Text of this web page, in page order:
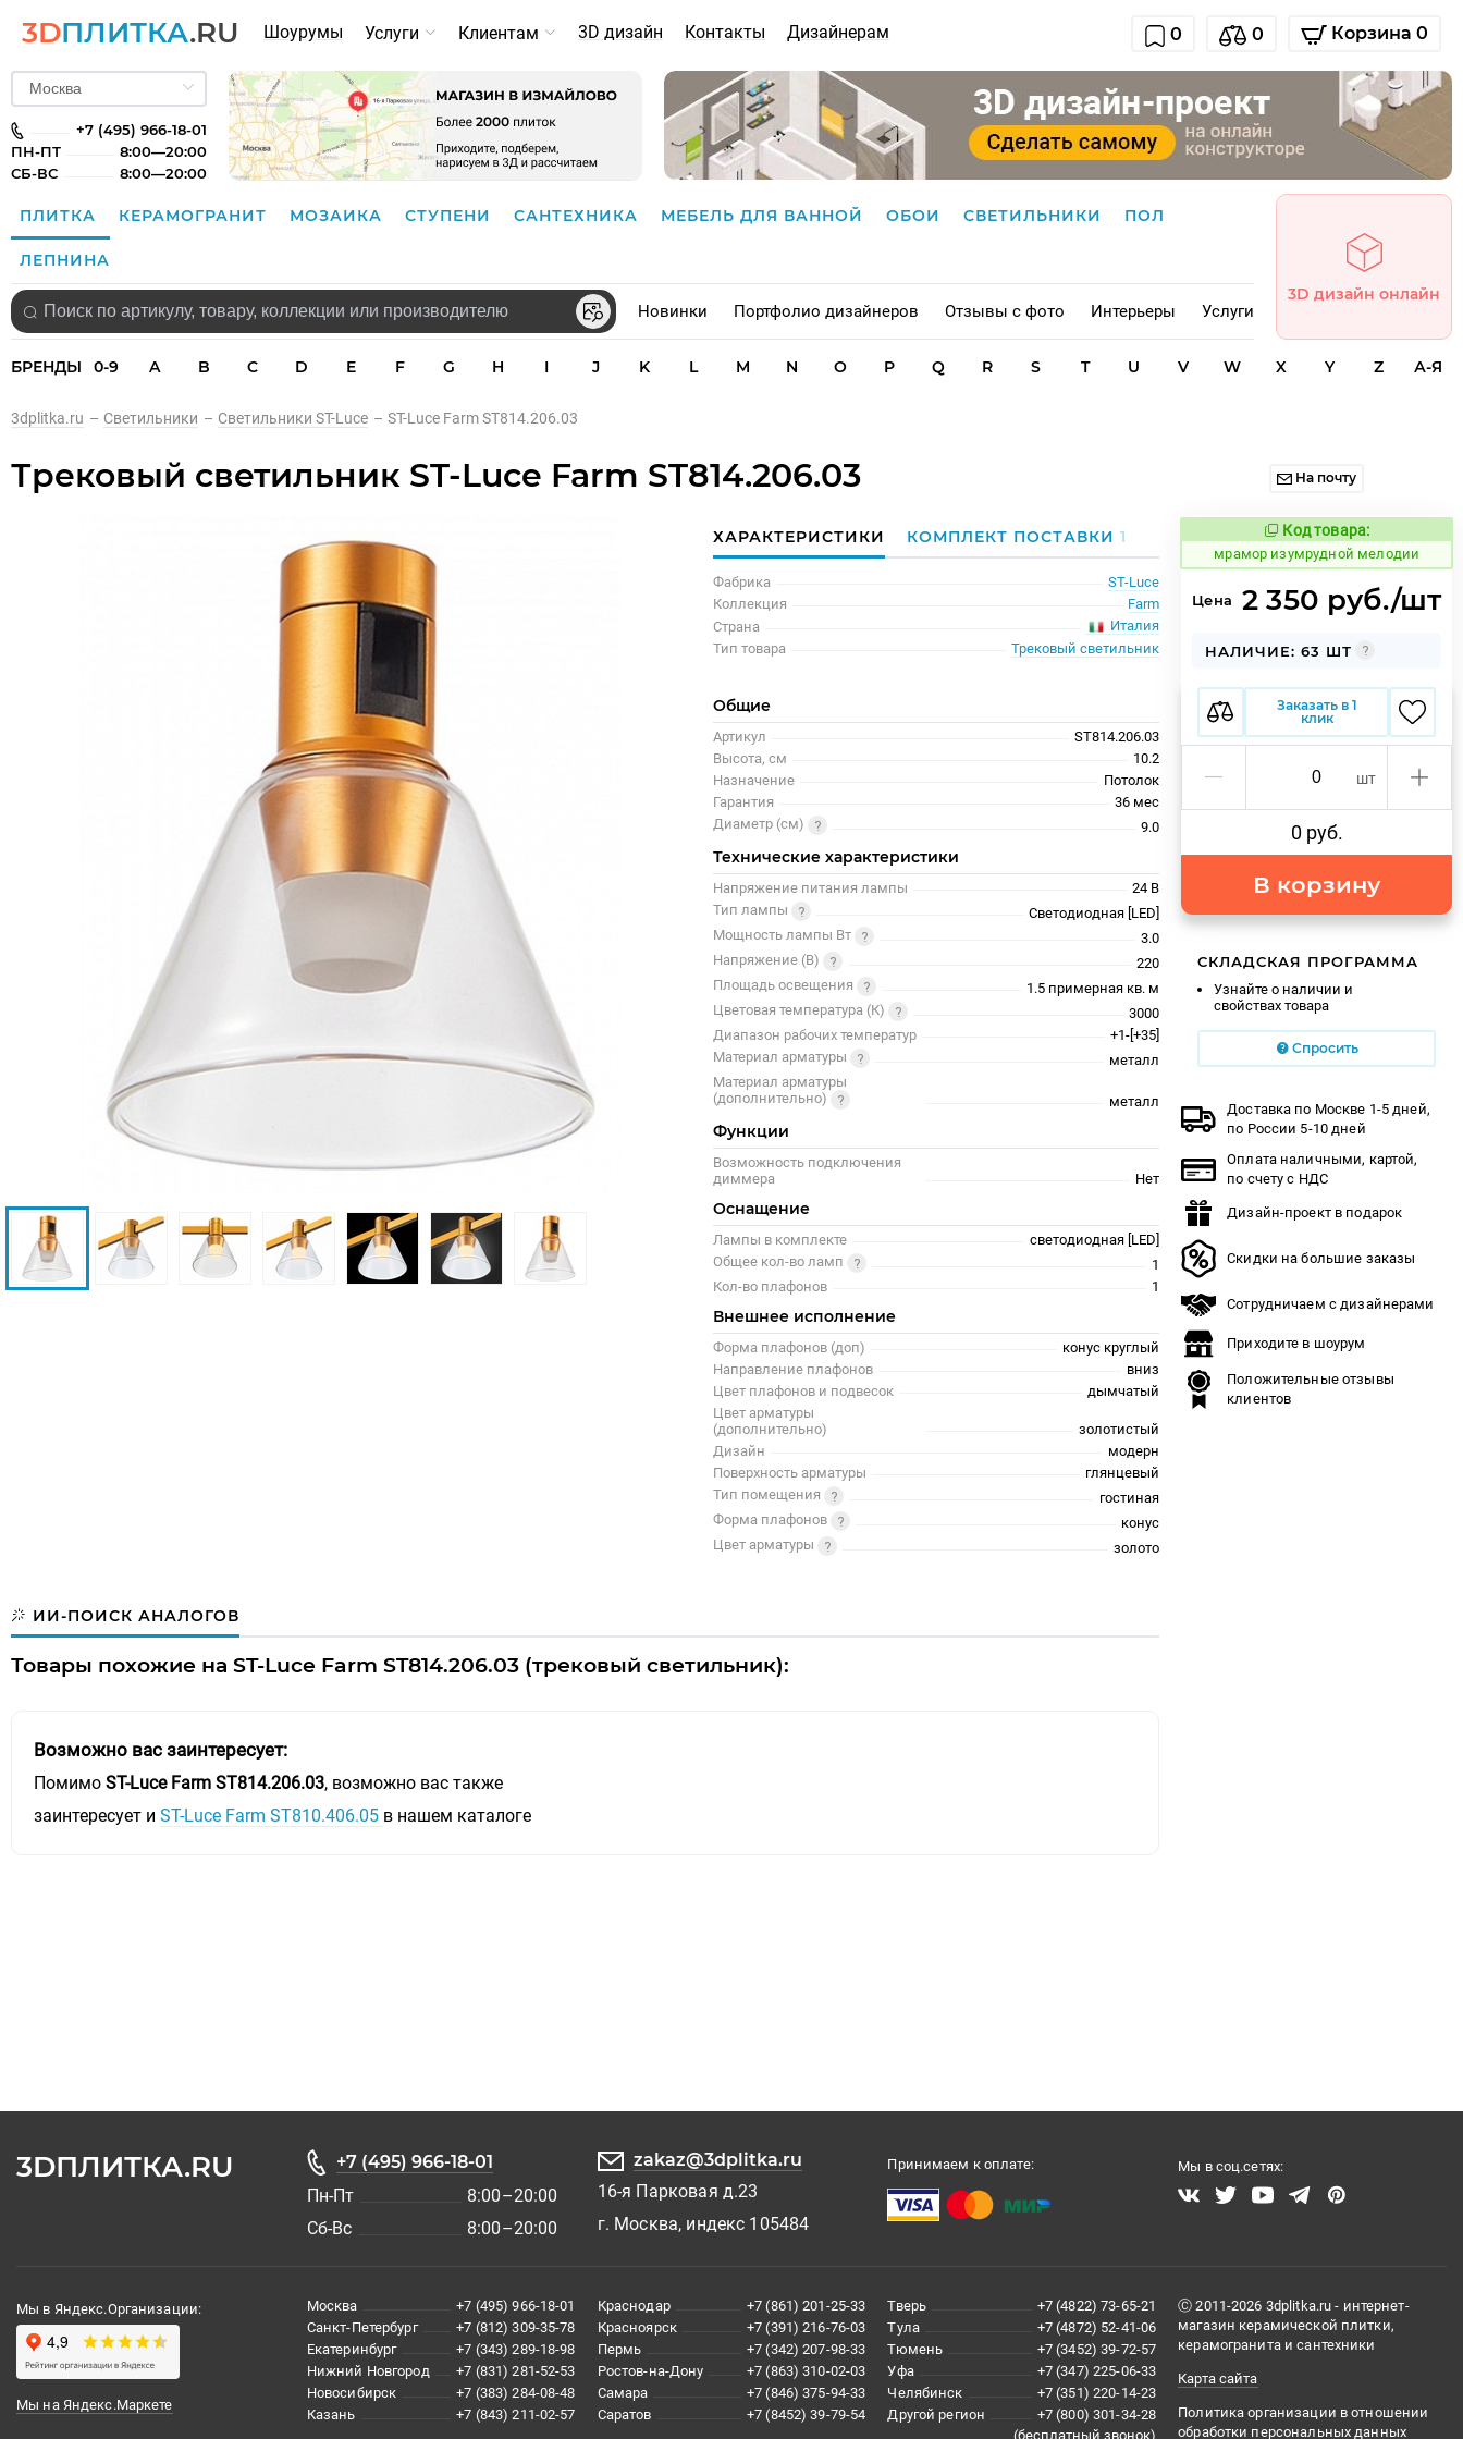
3DПЛИТКА.RU Шоурумы Услуги Клиентам 3D дизайн Контакты Дизайнерам 0 0 Корзина 0
+7 (495) 966-18-01
ПН-ПТ
8:00—20:00
СБ-ВС
8:00—20:00
ПЛИТКА КЕРАМОГРАНИТ МОЗАИКА СТУПЕНИ САНТЕХНИКА МЕБЕЛЬ ДЛЯ ВАННОЙ ОБОИ СВЕТИЛЬНИКИ ПОЛ
ЛЕПНИНА
Новинки Портфолио дизайнеров Отзывы с фото Интерьеры Услуги
3D дизайн онлайн
БРЕНДЫ 0-9 A B C D E F G H I J K L M N O P Q R S T U V W X Y Z А-Я
3dplitka.ru – Светильники – Светильники ST-Luce – ST-Luce Farm ST814.206.03
Трековый светильник ST-Luce Farm ST814.206.03 На почту
ХАРАКТЕРИСТИКИ КОМПЛЕКТ ПОСТАВКИ1
Фабрика
ST-Luce
Коллекция
Farm
Страна
Италия
Тип товара
Трековый светильник
Общие
Артикул
ST814.206.03
Высота, см
10.2
Назначение
Потолок
Гарантия
36 меc
Диаметр (см)
9.0
Технические характеристики
Напряжение питания лампы
24 В
Тип лампы
Светодиодная [LED]
Мощность лампы Вт
3.0
Напряжение (В)
220
Площадь освещения
1.5 примерная кв. м
Цветовая температура (К)
3000
Диапазон рабочих температур
+1-[+35]
Материал арматуры
металл
Материал арматуры
(дополнительно)
металл
Функции
Возможность подключения
диммера
Нет
Оснащение
Лампы в комплекте
светодиодная [LED]
Общее кол-во ламп
1
Кол-во плафонов
1
Внешнее исполнение
Форма плафонов (доп)
конус круглый
Направление плафонов
вниз
Цвет плафонов и подвесок
дымчатый
Цвет арматуры
(дополнительно)
золотистый
Дизайн
модерн
Поверхность арматуры
глянцевый
Тип помещения
гостиная
Форма плафонов
конус
Цвет арматуры
золото
ИИ-ПОИСК АНАЛОГОВ
Товары похожие на ST-Luce Farm ST814.206.03 (трековый светильник):
Возможно вас заинтересует:
Помимо ST-Luce Farm ST814.206.03, возможно вас также
заинтересует и ST-Luce Farm ST810.406.05 в нашем каталоге
Код товара:
1066798 Код товара:
мрамор изумрудной мелодии
Цена 2 350 руб./шт
НАЛИЧИЕ: 63 ШТ
Заказать в 1
клик
шт
0 руб.
В корзину
СКЛАДСКАЯ ПРОГРАММА
Узнайте о наличии и
свойствах товара
Спросить
Доставка по Москве 1-5 дней,
по России 5-10 дней
Оплата наличными, картой,
по счету с НДС
Дизайн-проект в подарок
Скидки на большие заказы
Сотрудничаем с дизайнерами
Приходите в шоурум
Положительные отзывы
клиентов
3DПЛИТКА.RU
+7 (495) 966-18-01
Пн-Пт
8:00–20:00
Сб-Вс
8:00–20:00
zakaz@3dplitka.ru
16-я Парковая д.23
г. Москва, индекс 105484
Принимаем к оплате: Мы в соц.сетях:
Мы в Яндекс.Организации:
Мы на Яндекс.Маркете
Москва
+7 (495) 966-18-01
Санкт-Петербург
+7 (812) 309-35-78
Екатеринбург
+7 (343) 289-18-98
Нижний Новгород
+7 (831) 281-52-53
Новосибирск
+7 (383) 284-08-48
Казань
+7 (843) 211-02-57
Краснодар
+7 (861) 201-25-33
Красноярск
+7 (391) 216-76-03
Пермь
+7 (342) 207-98-33
Ростов-на-Дону
+7 (863) 310-02-03
Самара
+7 (846) 375-94-33
Саратов
+7 (8452) 39-79-54
Тверь
+7 (4822) 73-65-21
Тула
+7 (4872) 52-41-06
Тюмень
+7 (3452) 39-72-57
Уфа
+7 (347) 225-06-33
Челябинск
+7 (351) 220-14-23
Другой регион
+7 (800) 301-34-28
(бесплатный звонок)
Ⓒ 2011-2026 3dplitka.ru - интернет-
магазин керамической плитки,
керамогранита и сантехники
Карта сайта
Политика организации в отношении
обработки персональных данных